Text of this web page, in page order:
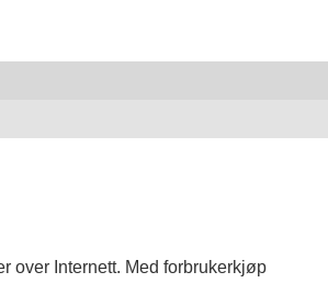
over Internett. Med forbrukerkjøp